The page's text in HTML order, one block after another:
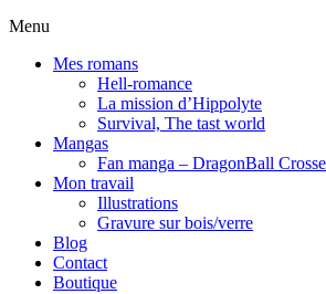
Menu
Mes romans
Hell-romance
La mission d’Hippolyte
Survival, The tast world
Mangas
Fan manga – DragonBall
Mon travail
Illustrations
Gravure sur bois/verre
Blog
Contact
Boutique